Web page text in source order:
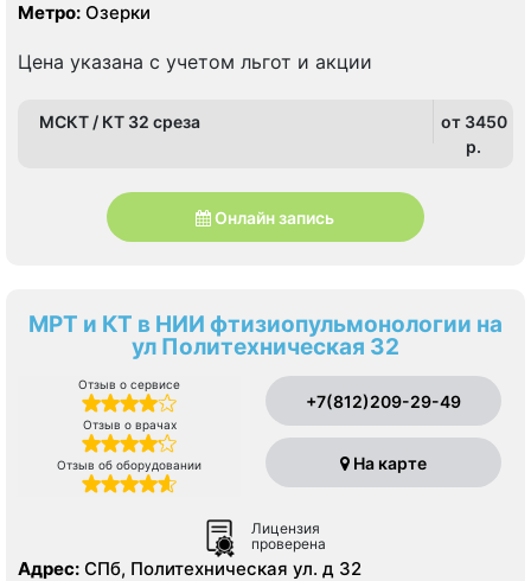
Метро: Озерки
Цена указана с учетом льгот и акции
МСКТ / КТ 32 среза
от 3450
p.
Онлайн запись
МРТ и КТ в НИИ фтизиопульмонологии на
ул Политехническая 32
Отзыв о сервисе
Отзыв о врачах
Отзыв об оборудовании
+7(812)209-29-49
На карте
Лицензия
проверена
Адрес: СПб, Политехническая ул. д 32